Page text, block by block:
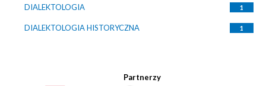
DIALEKTOLOGIA 1
DIALEKTOLOGIA HISTORYCZNA 1
Partnerzy